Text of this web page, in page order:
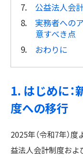
7. 公益法人会
8. 実務者への
意すべき点
9. おわりに
1. はじめに
度への移行
2025年（令和7年）
益法人会計制度およ